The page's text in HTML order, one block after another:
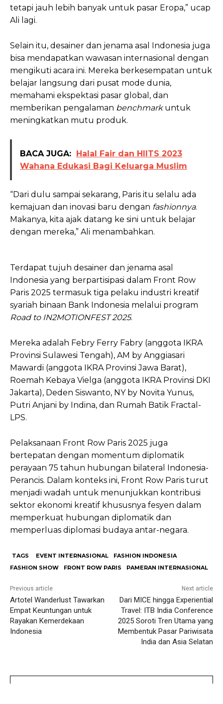
tetapi jauh lebih banyak untuk pasar Eropa,” ucap
Ali lagi.
Selain itu, desainer dan jenama asal Indonesia juga
bisa mendapatkan wawasan internasional dengan
mengikuti acara ini. Mereka berkesempatan untuk
belajar langsung dari pusat mode dunia,
memahami ekspektasi pasar global, dan
memberikan pengalaman benchmark untuk
meningkatkan mutu produk.
BACA JUGA:
Halal Fair dan HIITS 2023
Wahana Edukasi Bagi Keluarga Muslim
“Dari dulu sampai sekarang, Paris itu selalu ada
kemajuan dan inovasi baru dengan fashionnya.
Makanya, kita ajak datang ke sini untuk belajar
dengan mereka,” Ali menambahkan.
Terdapat tujuh desainer dan jenama asal
Indonesia yang berpartisipasi dalam Front Row
Paris 2025 termasuk tiga pelaku industri kreatif
syariah binaan Bank Indonesia melalui program
Road to IN2MOTIONFEST 2025.
Mereka adalah Febry Ferry Fabry (anggota IKRA
Provinsi Sulawesi Tengah), AM by Anggiasari
Mawardi (anggota IKRA Provinsi Jawa Barat),
Roemah Kebaya Vielga (anggota IKRA Provinsi DKI
Jakarta), Deden Siswanto, NY by Novita Yunus,
Putri Anjani by Indina, dan Rumah Batik Fractal-
LPS.
Pelaksanaan Front Row Paris 2025 juga
bertepatan dengan momentum diplomatik
perayaan 75 tahun hubungan bilateral Indonesia-
Perancis. Dalam konteks ini, Front Row Paris turut
menjadi wadah untuk menunjukkan kontribusi
sektor ekonomi kreatif khususnya fesyen dalam
memperkuat hubungan diplomatik dan
memperluas diplomasi budaya antar-negara.
TAGS EVENT INTERNASIONAL
FASHION INDONESIA
FASHION SHOW
FRONT ROW PARIS PAMERAN INTERNASIONAL
Previous article
Artotel Wanderlust Tawarkan
Empat Keuntungan untuk
Rayakan Kemerdekaan
Indonesia
Next article
Dari MICE hingga Experiential
Travel: ITB India Conference
2025 Soroti Tren Utama yang
Membentuk Pasar Pariwisata
India dan Asia Selatan